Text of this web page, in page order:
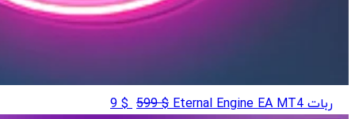
ربات Eternal Engine EA MT4 $
599
قیمت
$
9 قیمت